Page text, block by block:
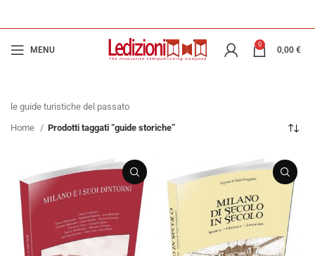
MENU
0
0,00 €
le guide turistiche del passato
Home
Prodotti taggati “guide storiche”